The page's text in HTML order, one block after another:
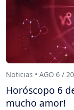
Noticias • AGO 6 /
Horóscopo 6
mucho amor!